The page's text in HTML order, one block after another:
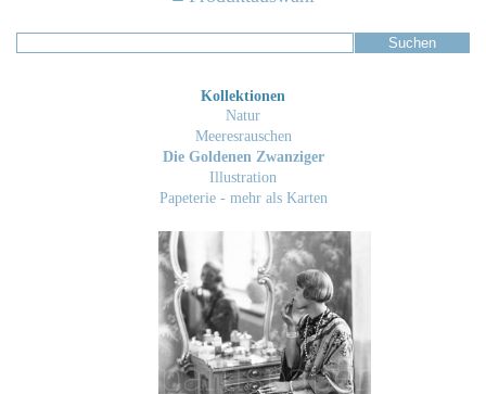
Kollektionen
Natur
Meeresrauschen
Die Goldenen Zwanziger
Illustration
Papeterie - mehr als Karten